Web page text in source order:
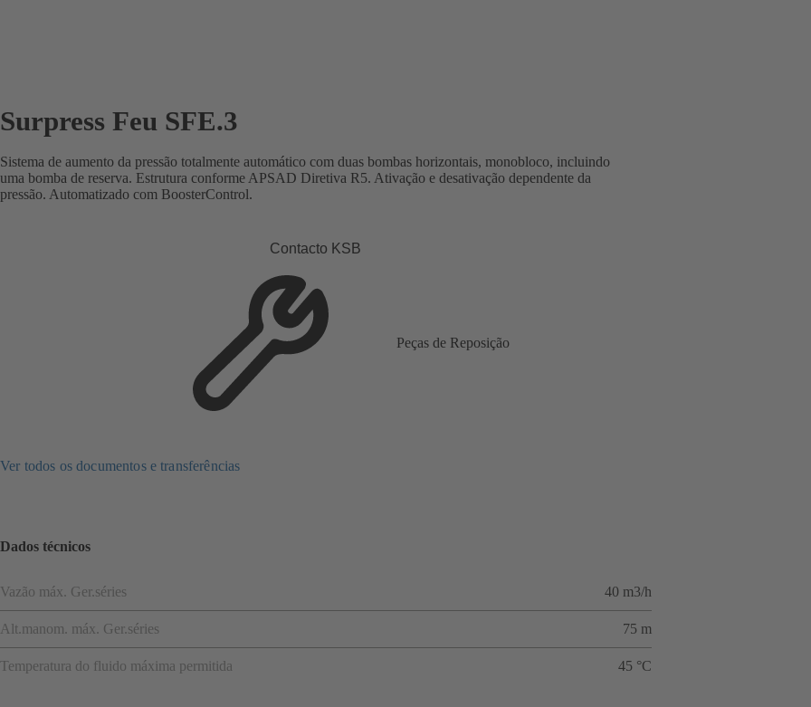
Surpress Feu SFE.3
Sistema de aumento da pressão totalmente automático com duas bombas horizontais, monobloco, incluindo
uma bomba de reserva. Estrutura conforme APSAD Diretiva R5. Ativação e desativação dependente da
pressão. Automatizado com BoosterControl.
Contacto KSB
Peças de Reposição
Ver todos os documentos e transferências
Dados técnicos
Vazão máx. Ger.séries 40 m3/h
Alt.manom. máx. Ger.séries 75 m
Temperatura do fluido máxima permitida 45 °C